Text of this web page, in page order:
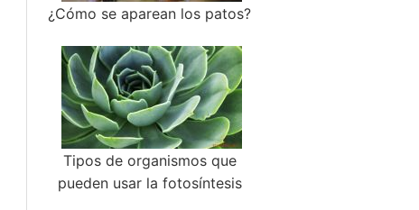
¿Cómo se aparean los patos?
Tipos de organismos que
pueden usar la fotosíntesis